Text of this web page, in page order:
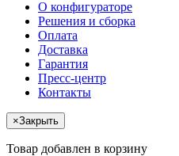
О конфигураторе
Решения и сборка
Оплата
Доставка
Гарантия
Пресс-центр
Контакты
×Закрыть
Товар добавлен в корзину